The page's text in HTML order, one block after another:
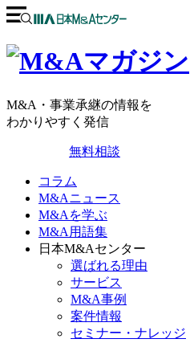
M&A・事業承継の情報を
わかりやすく発信
無料相談
コラム
M&Aニュース
M&Aを学ぶ
M&A用語集
日本M&Aセンター
選ばれる理由
サービス
M&A事例
案件情報
セミナー・ナレッジ